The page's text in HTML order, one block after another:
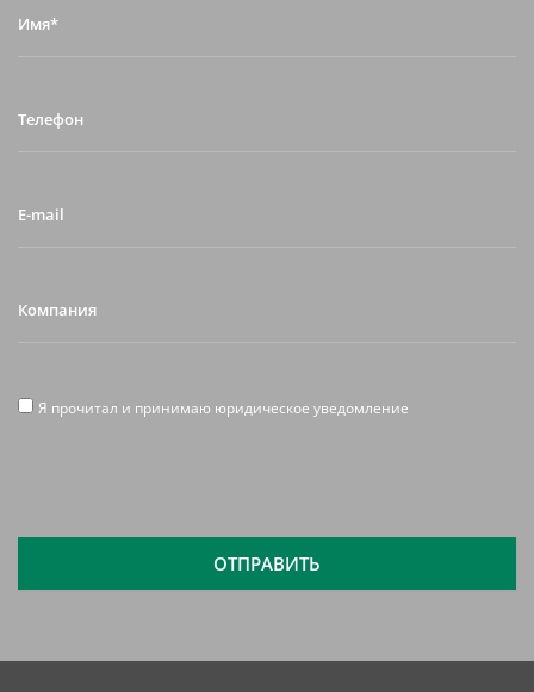
Имя*
Телефон
E-
Компания
Я
прочитал
Я прочитал и принимаю юридическое уведомление
ОТПРАВИТЬ